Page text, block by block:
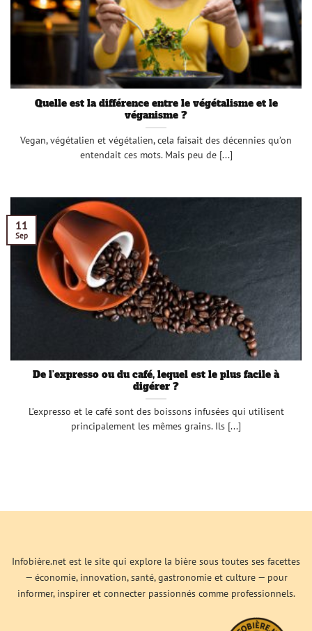
Quelle est la différence entre le végétalisme et le
véganisme ?
Vegan, végétalien et végétalien, cela faisait des décennies qu’on
entendait ces mots. Mais peu de [...]
De l’expresso ou du café, lequel est le plus facile à
digérer ?
L’expresso et le café sont des boissons infusées qui utilisent
principalement les mêmes grains. Ils [...]
11
Sep
Infobière.net est le site qui explore la bière sous toutes ses facettes
— économie, innovation, santé, gastronomie et culture — pour
informer, inspirer et connecter passionnés comme professionnels.